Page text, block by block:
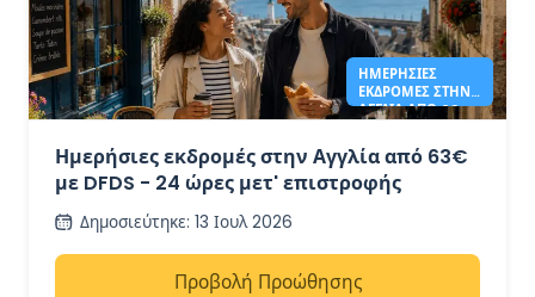
ΗΜΕΡΉΣΙΕΣ
ΕΚΔΡΟΜΈΣ ΣΤΗΝ
ΑΓΓΛΊΑ ΑΠΌ 63€ -
Ημερήσιες εκδρομές στην Αγγλία από 63€
με DFDS - 24 ώρες μετ' επιστροφής
Δημοσιεύτηκε: 13 Ιουλ 2026
Προβολή Προώθησης